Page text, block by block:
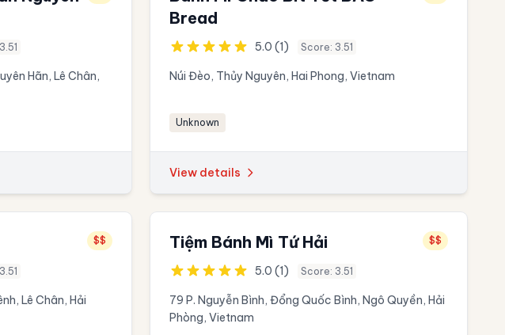
Hãn, Lê Chân,
Bread
5.0 (1) Score: 3.51
Núi Đèo, Thủy Nguyên, Hai Phong, Vietnam
Unknown
View details
$$
Lê Chân, Hải
Tiệm Bánh Mì Tứ Hải $$
5.0 (1) Score: 3.51
79 P. Nguyễn Bình, Đổng Quốc Bình, Ngô Quyền, Hải
Phòng, Vietnam